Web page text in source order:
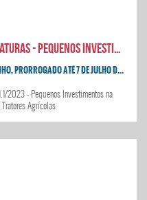
Anúncio de abertura de candidaturas - Pequenos Investimentos na Exploração Agrícola - Tratores Agrícolas
ATÉ 7 DE JULHO DE 2023 ÀS 16:59:59
2023 - Pequenos Investimentos na
Agrícolas